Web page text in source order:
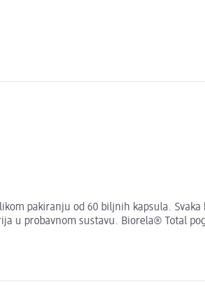
pakiranju od 60 biljnih kapsula.
u probavnom sustavu. Biorela® Total